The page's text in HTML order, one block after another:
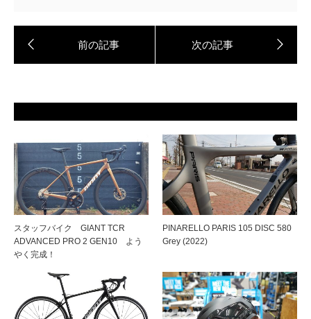
スタッフバイク GIANT TCR
ADVANCED PRO 2 GEN10 よう
やく完成！
PINARELLO PARIS 105 DISC 580
Grey (2022)